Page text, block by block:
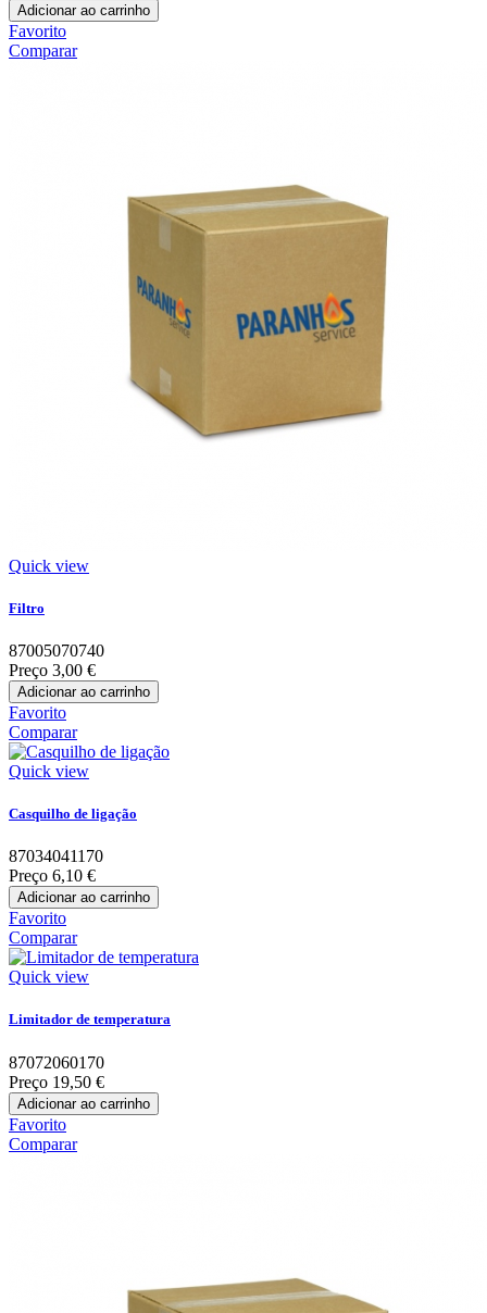
Adicionar ao carrinho
Favorito
Comparar
Quick view
Filtro
87005070740
Preço 3,00 €
Adicionar ao carrinho
Favorito
Comparar
Quick view
Casquilho de ligação
87034041170
Preço 6,10 €
Adicionar ao carrinho
Favorito
Comparar
Quick view
Limitador de temperatura
87072060170
Preço 19,50 €
Adicionar ao carrinho
Favorito
Comparar